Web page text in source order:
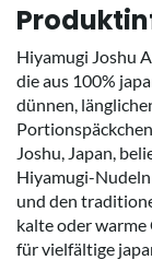
Hiyamugi Joshu
die aus 100%
dünnen,
Joshu, Japan,
Hiyamugi-
und den
kalte oder warme
für vielfältige